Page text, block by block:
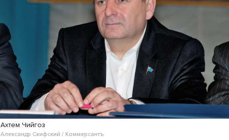
Ахтем Чийгоз
Александр Скифский / Коммерсантъ